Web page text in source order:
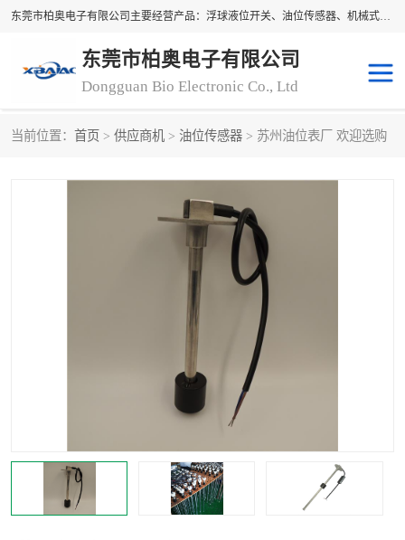
东莞市柏奥电子有限公司主要经营产品：浮球液位开关、油位传感器、机械式油表、浮球液位计、水位控制浮球阀、料位开关，水流开关、油水位控制配套仪表等。柏奥电子，您可信赖的合作伙伴
东莞市柏奥电子有限公司
Dongguan Bio Electronic Co., Ltd
当前位置： 首页 > 供应商机 > 油位传感器 > 苏州油位表厂 欢迎选购
水流开关
油位表
浮球阀
转速表